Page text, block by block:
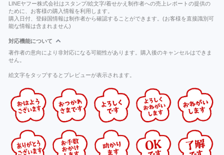
LINEヤフー株式会社はスタンプ/絵文字/着せかえ制作者への売上レポートの提供の
ために、お客様の購入情報を利用します。
購入日付、登録国情報は制作者から確認することができます。(お客様を直接識別可
能な情報は含まれません)
対応機能について
著作者の意向により非対応になる可能性があります。購入後のキャンセルはできま
せん。
絵文字をタップするとプレビューが表示されます。